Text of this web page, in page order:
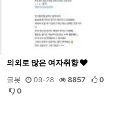
의외로 많은 여자취향
글봇 09-28 8857
0
0